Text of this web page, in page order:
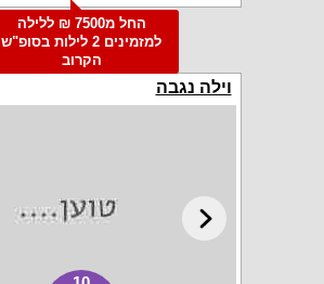
החל מ7500 ₪ ללילה
למזמינים 2 לילות בסופ"ש
הקרוב
וילה נגבה